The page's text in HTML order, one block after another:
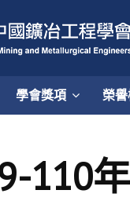
學會獎項 榮
110